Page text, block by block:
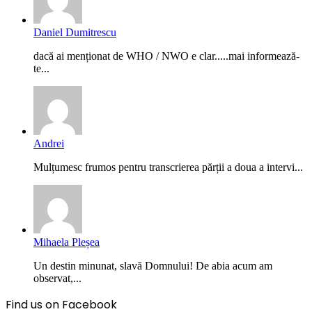
Daniel Dumitrescu
dacă ai menționat de WHO / NWO e clar.....mai informează-
te...
Andrei
Mulțumesc frumos pentru transcrierea părții a doua a intervi...
Mihaela Pleșea
Un destin minunat, slavă Domnului! De abia acum am
observat,...
Find us on Facebook